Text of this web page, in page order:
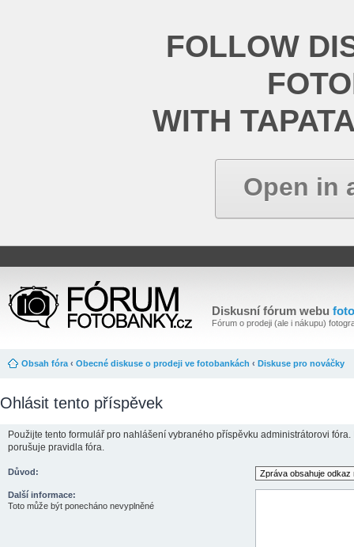
FOLLOW
WITH
Open in
Diskusní fórum webu
Fórum o prodeji (ale i nákupu)
Obsah fóra ‹ Obecné diskuse o prodeji ve fotobankách ‹ Diskuse pro nováčky
Ohlásit tento příspěvek
Použijte tento formulář pro nahlášení vybraného příspěvku administrátorovi
porušuje pravidla fóra.
Důvod:
Další informace:
Toto může být ponecháno nevyplněné